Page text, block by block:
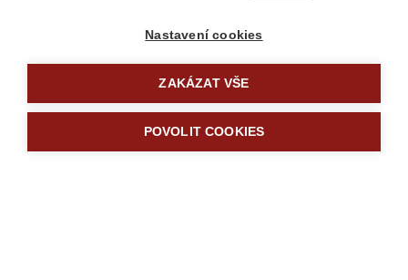
Další
Nastavení cookies
ZAKÁZAT VŠE
POVOLIT COOKIES